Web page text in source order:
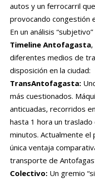
autos y un ferrocarril
provocando congestión
En un análisis
Timeline Antofagasta
diferentes medios de
disposición en la ciudad:
TransAntofagasta:
más cuestionados.
anticuadas, recorridos
hasta 1 hora un
minutos. Actualmente el
única ventaja
transporte de
Colectivo: Un gremio